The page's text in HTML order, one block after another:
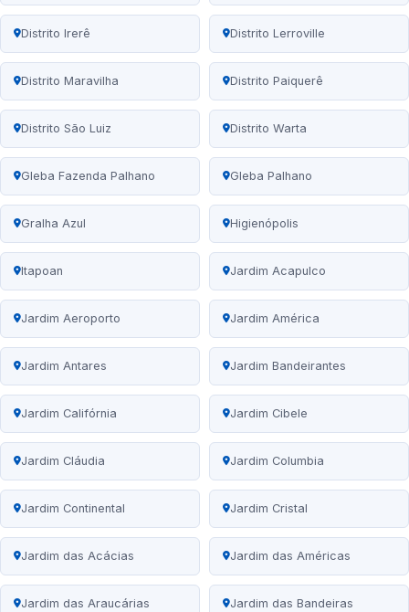
Distrito Irerê Distrito Lerroville
Distrito Maravilha Distrito Paiquerê
Distrito São Luiz Distrito Warta
Gleba Fazenda Palhano Gleba Palhano
Gralha Azul Higienópolis
Itapoan Jardim Acapulco
Jardim Aeroporto Jardim América
Jardim Antares Jardim Bandeirantes
Jardim Califórnia Jardim Cibele
Jardim Cláudia Jardim Columbia
Jardim Continental Jardim Cristal
Jardim das Acácias Jardim das Américas
Jardim das Araucárias Jardim das Bandeiras